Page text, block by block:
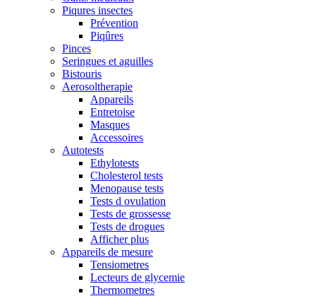
Piqures insectes
Prévention
Piqûres
Pinces
Seringues et aguilles
Bistouris
Aerosoltherapie
Appareils
Entretoise
Masques
Accessoires
Autotests
Ethylotests
Cholesterol tests
Menopause tests
Tests d ovulation
Tests de grossesse
Tests de drogues
Afficher plus
Appareils de mesure
Tensiometres
Lecteurs de glycemie
Thermometres